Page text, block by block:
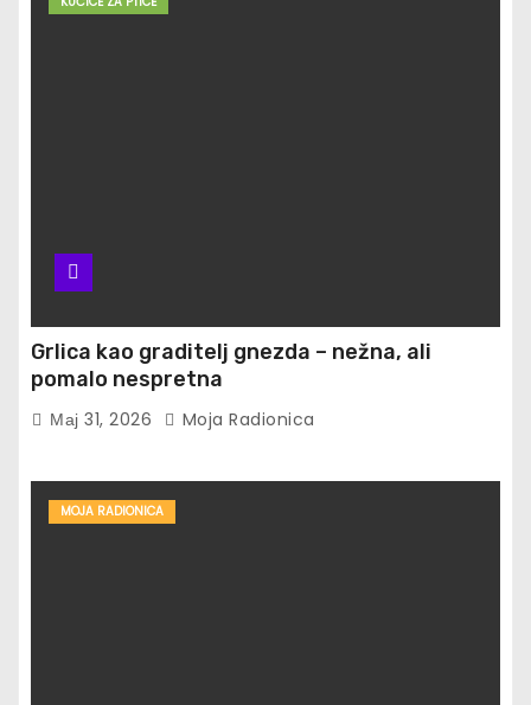
Grlica kao graditelj gnezda – nežna, ali
pomalo nespretna
Мај 31, 2026 Moja Radionica
MOJA RADIONICA